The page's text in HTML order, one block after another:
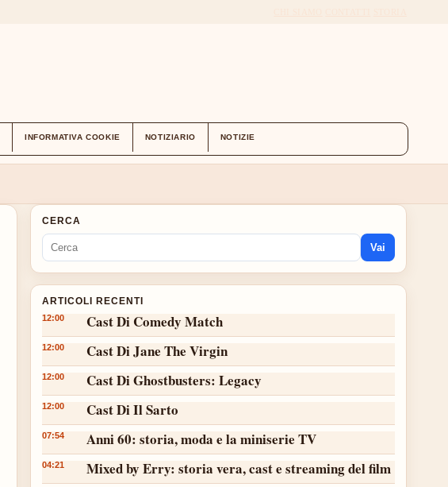
INFORMATIVA COOKIE NOTIZIARIO NOTIZIE
CERCA
Vai
ARTICOLI RECENTI
12:00 Cast Di Comedy Match
12:00 Cast Di Jane The Virgin
12:00 Cast Di Ghostbusters: Legacy
12:00 Cast Di Il Sarto
07:54 Anni 60: storia, moda e la miniserie TV
04:21 Mixed by Erry: storia vera, cast e streaming del film